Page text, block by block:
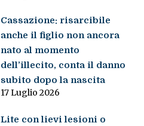
Cassazione: risarcibile
anche il figlio non ancora
nato al momento
dell’illecito, conta il danno
subito dopo la nascita
17 Luglio 2026
Lite con lievi lesioni o